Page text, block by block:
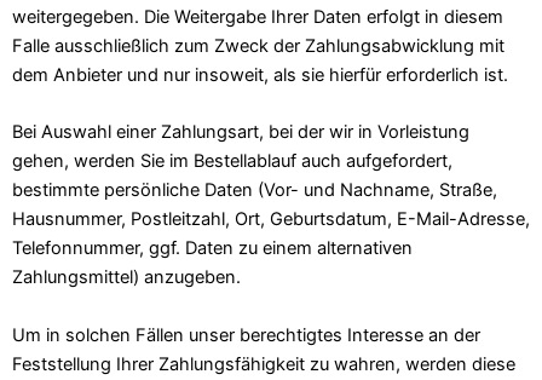
weitergegeben. Die Weitergabe Ihrer Daten erfolgt in diesem
Falle ausschließlich zum Zweck der Zahlungsabwicklung mit
dem Anbieter und nur insoweit, als sie hierfür erforderlich ist.
Bei Auswahl einer Zahlungsart, bei der wir in Vorleistung
gehen, werden Sie im Bestellablauf auch aufgefordert,
bestimmte persönliche Daten (Vor- und Nachname, Straße,
Hausnummer, Postleitzahl, Ort, Geburtsdatum, E-Mail-Adresse,
Telefonnummer, ggf. Daten zu einem alternativen
Zahlungsmittel) anzugeben.
Um in solchen Fällen unser berechtigtes Interesse an der
Feststellung Ihrer Zahlungsfähigkeit zu wahren, werden diese